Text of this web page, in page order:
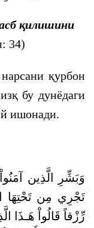
қилишини
34)
қурбон
бу дунёдаги
ишонади.
وَبَشِّرِ الَّذِين
تَجْرِي مِن تَحْتِهَا
رِّزْقاً قَالُواْ هَـذَا